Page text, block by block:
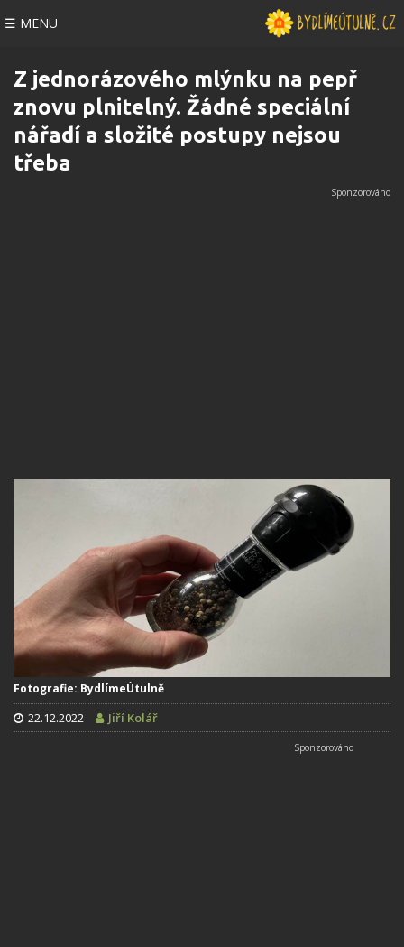
☰ MENU
Z jednorázového mlýnku na pepř
znovu plnitelný. Žádné speciální
nářadí a složité postupy nejsou
třeba
Fotografie: BydlímeÚtulně
22.12.2022 Jiří Kolář